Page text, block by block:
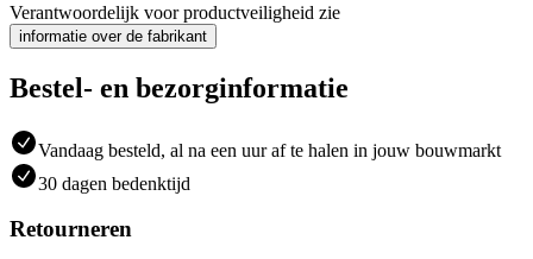
Verantwoordelijk voor productveiligheid zie
informatie over de fabrikant
Bestel- en bezorginformatie
Vandaag besteld, al na een uur af te halen in jouw bouwmarkt
30 dagen bedenktijd
Retourneren